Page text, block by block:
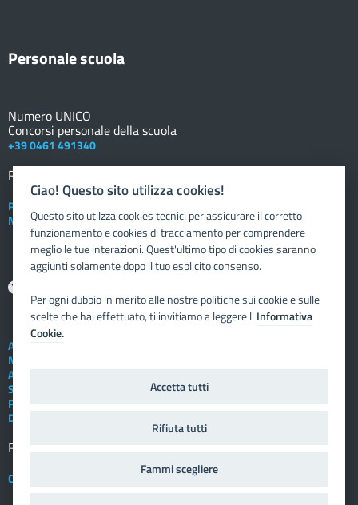
Personale scuola
Numero UNICO
Concorsi personale della scuola
+39 0461 491340
Registro elettronico
Posta elettronica istituzionale
Nuovo sportello dipendente
Assistenza tecnica
Note legali
Albo telematico
Social Media Policy
Privacy
Dichiarazione di accessibilità
Registro elettronico
Crediti
Ciao! Questo sito utilizza cookies!
Questo sito utilzza cookies tecnici per assicurare il corretto
funzionamento e cookies di tracciamento per comprendere
meglio le tue interazioni. Quest'ultimo tipo di cookies saranno
aggiunti solamente dopo il tuo esplicito consenso.
Per ogni dubbio in merito alle nostre politiche sui cookie e sulle
scelte che hai effettuato, ti invitiamo a leggere l' Informativa
Cookie.
Accetta tutti
Rifiuta tutti
Fammi scegliere